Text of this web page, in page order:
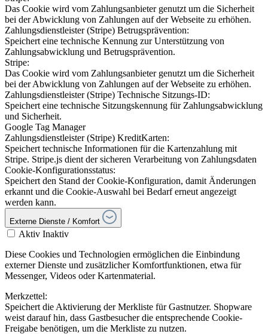
Das Cookie wird vom Zahlungsanbieter genutzt um die Sicherheit
bei der Abwicklung von Zahlungen auf der Webseite zu erhöhen.
Zahlungsdienstleister (Stripe) Betrugsprävention:
Speichert eine technische Kennung zur Unterstützung von
Zahlungsabwicklung und Betrugsprävention.
Stripe:
Das Cookie wird vom Zahlungsanbieter genutzt um die Sicherheit
bei der Abwicklung von Zahlungen auf der Webseite zu erhöhen.
Zahlungsdienstleister (Stripe) Technische Sitzungs-ID:
Speichert eine technische Sitzungskennung für Zahlungsabwicklung
und Sicherheit.
Google Tag Manager
Zahlungsdienstleister (Stripe) KreditKarten:
Speichert technische Informationen für die Kartenzahlung mit
Stripe. Stripe.js dient der sicheren Verarbeitung von Zahlungsdaten
Cookie-Konfigurationsstatus:
Speichert den Stand der Cookie-Konfiguration, damit Änderungen
erkannt und die Cookie-Auswahl bei Bedarf erneut angezeigt
werden kann.
Externe Dienste / Komfort
Aktiv Inaktiv
Diese Cookies und Technologien ermöglichen die Einbindung
externer Dienste und zusätzlicher Komfortfunktionen, etwa für
Messenger, Videos oder Kartenmaterial.
Merkzettel:
Speichert die Aktivierung der Merkliste für Gastnutzer. Shopware
weist darauf hin, dass Gastbesucher die entsprechende Cookie-
Freigabe benötigen, um die Merkliste zu nutzen.